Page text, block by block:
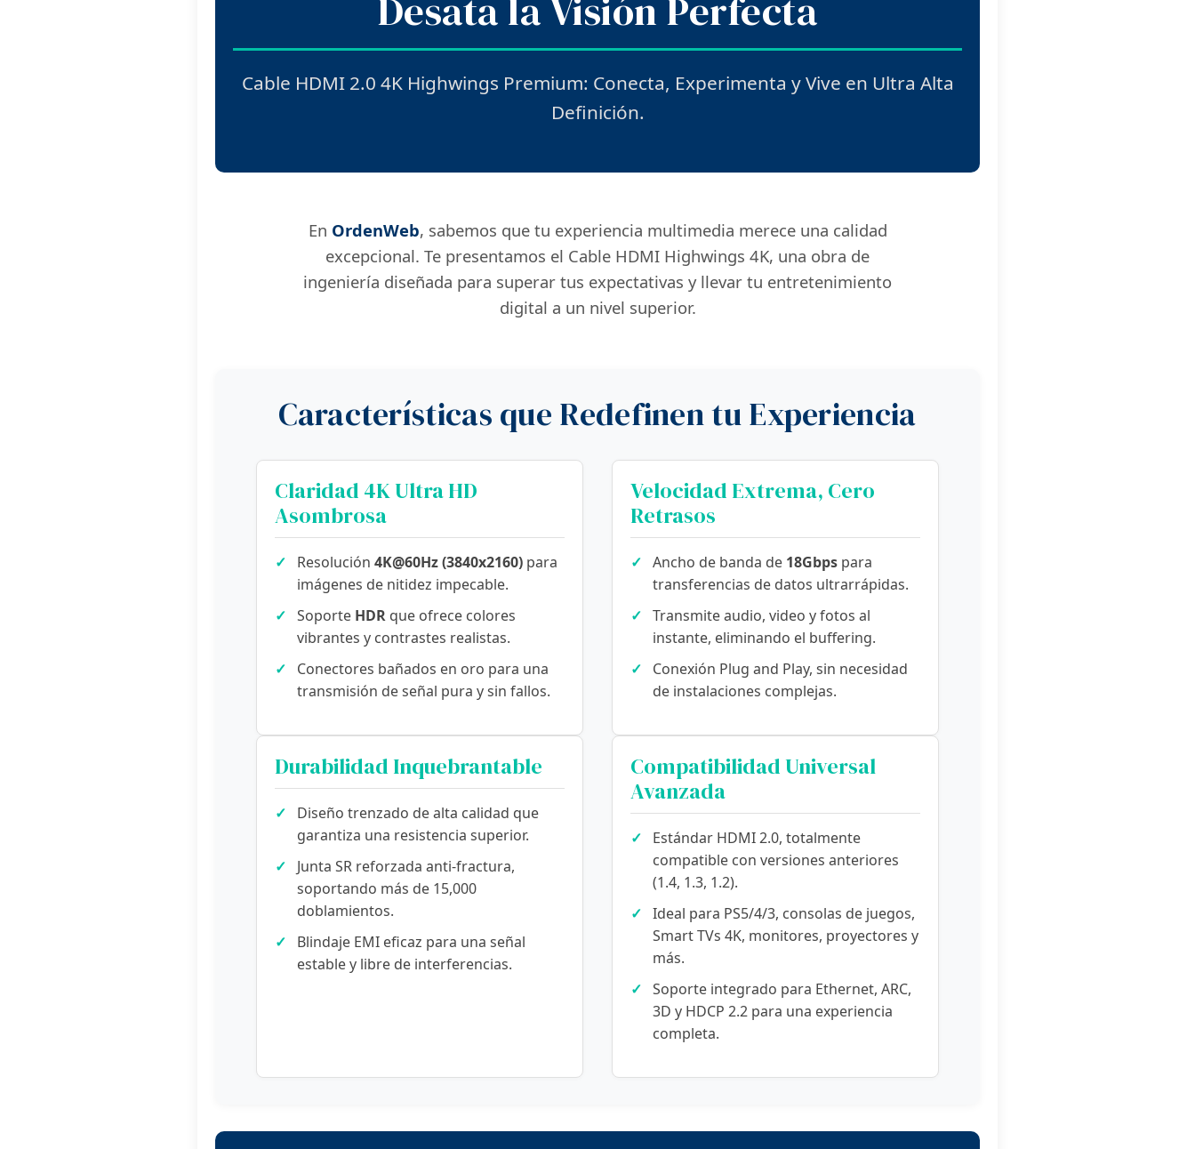
Desata la Visión Perfecta
Cable HDMI 2.0 4K Highwings Premium: Conecta, Experimenta y Vive en Ultra Alta
Definición.
En OrdenWeb, sabemos que tu experiencia multimedia merece una calidad
excepcional. Te presentamos el Cable HDMI Highwings 4K, una obra de
ingeniería diseñada para superar tus expectativas y llevar tu entretenimiento
digital a un nivel superior.
Características que Redefinen tu Experiencia
Claridad 4K Ultra HD
Asombrosa
✓ Resolución 4K@60Hz (3840x2160) para
imágenes de nitidez impecable.
✓ Soporte HDR que ofrece colores
vibrantes y contrastes realistas.
✓
Conectores bañados en oro para una
transmisión de señal pura y sin fallos.
Velocidad Extrema, Cero
Retrasos
✓ Ancho de banda de 18Gbps para
transferencias de datos ultrarrápidas.
✓ Transmite audio, video y fotos al
instante, eliminando el buffering.
✓
Conexión Plug and Play, sin necesidad
de instalaciones complejas.
Durabilidad Inquebrantable
✓
Diseño trenzado de alta calidad que
garantiza una resistencia superior.
✓
Junta SR reforzada anti-fractura,
soportando más de 15,000
doblamientos.
✓
Blindaje EMI eficaz para una señal
estable y libre de interferencias.
Compatibilidad Universal
Avanzada
✓
Estándar HDMI 2.0, totalmente
compatible con versiones anteriores
(1.4, 1.3, 1.2).
✓ Ideal para PS5/4/3, consolas de juegos,
Smart TVs 4K, monitores, proyectores y
más.
✓ Soporte integrado para Ethernet, ARC,
3D y HDCP 2.2 para una experiencia
completa.